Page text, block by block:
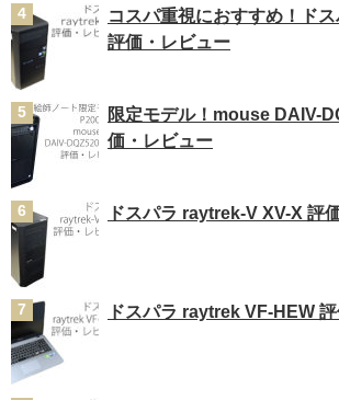
コスパ重視におすすめ！ド
評価・レビュー
限定モデル！mouse DAIV-
価・レビュー
ドスパラ raytrek-V XV-X 評
ドスパラ raytrek VF-HEW